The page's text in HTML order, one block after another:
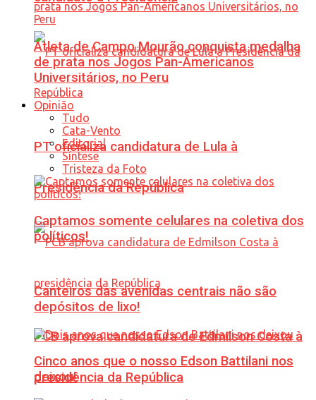
PT oficializa candidatura de Lula à
Presidência da República
PCB aprova candidatura de Edmilson Costa à
presidência da República
Atleta de Campo Mourão conquista medalha
de prata nos Jogos Pan-Americanos
Universitários, no Peru
Opinião
Tudo
Cata-Vento
Editorial
Síntese
Tristeza da Foto
Captamos somente celulares na coletiva dos
políticos!
Canteiros das avenidas centrais não são
depósitos de lixo!
Cinco anos que o nosso Edson Battilani nos
deixou!